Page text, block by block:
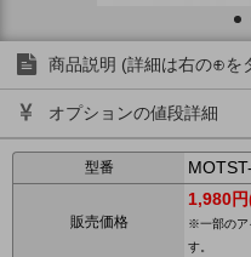
商品説明 (詳細は右の⊕を
オプションの値段詳細
型番
販売価格
1,980
※一部のア
す。